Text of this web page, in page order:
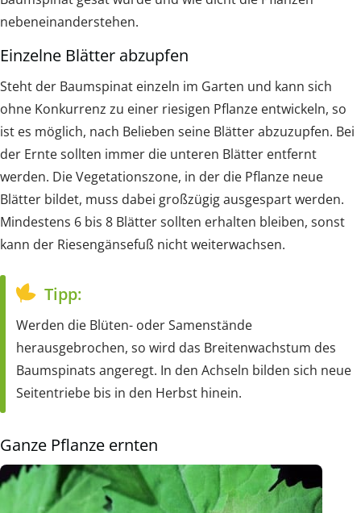
nebeneinanderstehen.
Einzelne Blätter abzupfen
Steht der Baumspinat einzeln im Garten und kann sich
ohne Konkurrenz zu einer riesigen Pflanze entwickeln, so
ist es möglich, nach Belieben seine Blätter abzuzupfen. Bei
der Ernte sollten immer die unteren Blätter entfernt
werden. Die Vegetationszone, in der die Pflanze neue
Blätter bildet, muss dabei großzügig ausgespart werden.
Mindestens 6 bis 8 Blätter sollten erhalten bleiben, sonst
kann der Riesengänsefuß nicht weiterwachsen.
Tipp:
Werden die Blüten- oder Samenstände
herausgebrochen, so wird das Breitenwachstum des
Baumspinats angeregt. In den Achseln bilden sich neue
Seitentriebe bis in den Herbst hinein.
Ganze Pflanze ernten